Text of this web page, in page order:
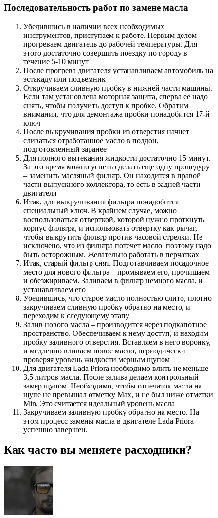
Последовательность работ по замене масла
Убедившись в наличии всех необходимых
инструментов, приступаем к работе. Первым делом
прогреваем двигатель до рабочей температуры. Для
этого достаточно совершить поездку по городу в
течение 5-10 минут
После прогрева двигателя устанавливаем автомобиль на
эстакаду или подъемник
Откручиваем сливную пробку в нижней части машины.
Если там установлена моторная защита, сперва ее надо
снять, чтобы получить доступ к пробке. Обратим
внимания, что для демонтажа пробки понадобится 17-й
ключ
После выкручивания пробки из отверстия начнет
сливаться отработанное масло в поддон,
подготовленный заранее
Для полного вытекания жидкости достаточно 15 минут.
За это время можно успеть сделать еще одну процедуру
– заменить масляный фильтр. Он находится в правой
части выпускного коллектора, то есть в задней части
двигателя
Итак, для выкручивания фильтра понадобится
специальный ключ. В крайнем случае, можно
воспользоваться отверткой, которой нужно проткнуть
корпус фильтра, и использовать отвертку как рычаг,
чтобы выкрутить фильтр против часовой стрелки. Не
исключено, что из фильтра потечет масло, поэтому надо
быть осторожным. Желательно работать в перчатках
Итак, старый фильтр снят. Подготавливаем посадочное
место для нового фильтра – промываем его, прочищаем
и обезжириваем. Заливаем в фильтр немного масла, и
устанавливаем его
Убедившись, что старое масло полностью слито, плотно
закручиваем сливную пробку обратно на место, и
переходим к следующему этапу
Залив нового масла – производится через подкапотное
пространство. Обеспечиваем к нему доступ, и находим
пробку заливного отверстия. Вставляем в него воронку,
и медленно вливаем новое масло, периодически
проверяя уровень жидкости мерным щупом
Для двигателя Lada Priora необходимо влить не меньше
3,5 литров масла. После залива делаем контрольный
замер щупом. Необходимо, чтобы отпечаток масла на
щупе не превышал отметку Max, и не был ниже отметки
Min. Это считается идеальный уровень масла
Закручиваем заливную пробку обратно на место. На
этом процесс замены масла в двигателе Lada Priora
успешно завершен.
Как часто вы меняете расходники?